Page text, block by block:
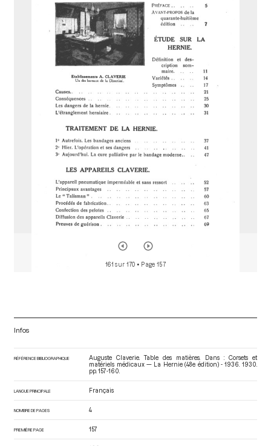
161 sur 170 • Page 157
Infos
RÉFÉRENCE BIBLIOGRAPHIQUE
Auguste Claverie. Table des matières. Dans : Corsets et
matériels médicaux — La Hernie (48e édition) - 1936 . 1930.
pp. 157-160.
LANGUE PRINCIPALE Français
NOMBRE DE PAGES 4
PREMIÈRE PAGE 157